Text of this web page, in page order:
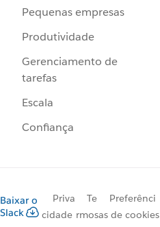
Pequenas empresas
Produtividade
Gerenciamento de
tarefas
Escala
Confiança
Baixar o
Slack
Priva
cidade
Te
rmos
Preferênci
as de cookies